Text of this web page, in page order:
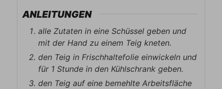
ANLEITUNGEN
alle Zutaten in eine Schüssel geben und
mit der Hand zu einem Teig kneten.
den Teig in Frischhaltefolie einwickeln und
für 1 Stunde in den Kühlschrank geben.
den Teig auf eine bemehlte Arbeitsfläche